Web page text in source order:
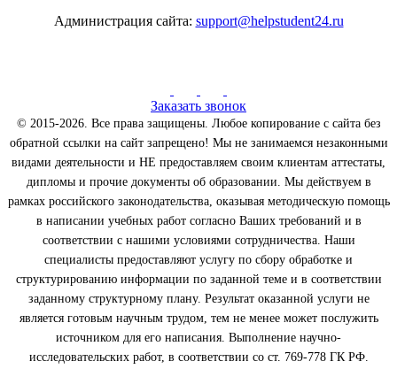
Администрация сайта: support@helpstudent24.ru
Заказать звонок
© 2015-2026. Все права защищены. Любое копирование с сайта без
обратной ссылки на сайт запрещено! Мы не занимаемся незаконными
видами деятельности и НЕ предоставляем своим клиентам аттестаты,
дипломы и прочие документы об образовании. Мы действуем в
рамках российского законодательства, оказывая методическую помощь
в написании учебных работ согласно Ваших требований и в
соответствии с нашими условиями сотрудничества. Наши
специалисты предоставляют услугу по сбору обработке и
структурированию информации по заданной теме и в соответствии
заданному структурному плану. Результат оказанной услуги не
является готовым научным трудом, тем не менее может послужить
источником для его написания. Выполнение научно-
исследовательских работ, в соответствии со ст. 769-778 ГК РФ.